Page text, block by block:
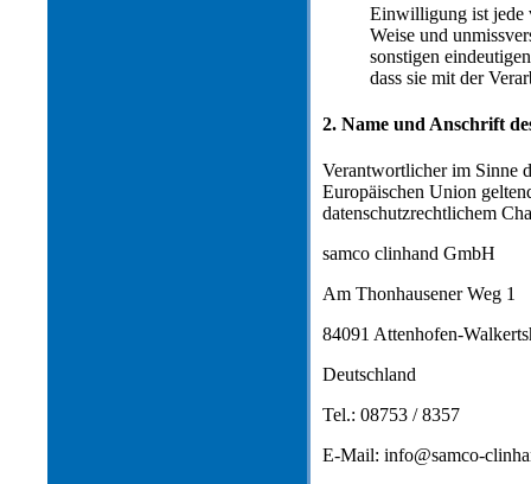
Einwilligung ist jede
Weise und
sonstigen
dass sie mit der
2. Name und Anschrift
Verantwortlicher im Sinne
Europäischen Union
datenschutzrechtlichem
samco clinhand GmbH
Am Thonhausener Weg 1
84091 Attenhofen-
Deutschland
Tel.: 08753 / 8357
E-Mail: info@samco-